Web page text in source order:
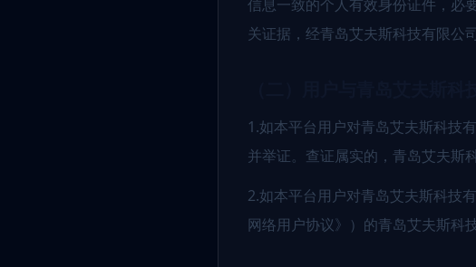
信息一致的个人有效身份证件，必
关证据，经青岛艾夫斯科技有限公
1.如本平台用户对青岛艾夫斯科技
并举证。查证属实的，青岛艾夫斯
2.如本平台用户对青岛艾夫斯科技
网络用户协议》）的青岛艾夫斯科